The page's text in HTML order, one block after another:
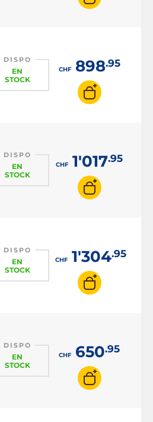
DISPO
EN
STOCK
CHF898.95
DISPO
EN
STOCK
CHF1'017.95
DISPO
EN
STOCK
CHF1'304.95
DISPO
EN
STOCK
CHF650.95